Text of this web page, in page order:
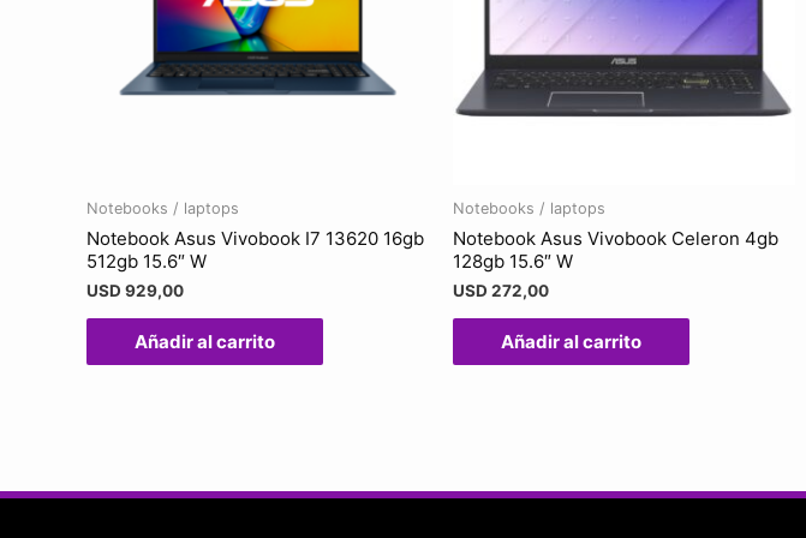
Notebooks / laptops
Notebook Asus Vivobook I7 13620 16gb
512gb 15.6″ W
USD 929,00
Añadir al carrito
Notebooks / laptops
Notebook Asus Vivobook Celeron 4gb
128gb 15.6″ W
USD 272,00
Añadir al carrito